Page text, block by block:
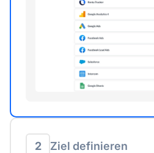
2 Ziel definieren